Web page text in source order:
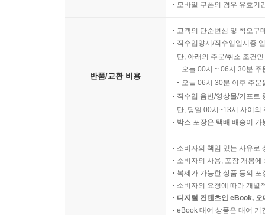
모바일 쿠폰의 경우 유효기
반품/교환 비용
고객의 단순변심 및 착오구
직수입양서/직수입일서중
단, 아래의 주문/취소 조건
오늘 00시 ~ 06시 30분
오늘 06시 30분 이후 주
직수입 음반/영상물/기프트
단, 당일 00시~13시 사이의
박스 포장은 택배 배송이
소비자의 책임 있는 사유로
소비자의 사용, 포장 개봉
복제가 가능한 상품 등의
소비자의 요청에 따라 개별
디지털 컨텐츠인 eBook,
eBook 대여 상품은 대여 기